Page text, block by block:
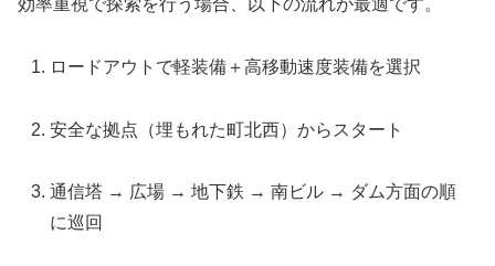
効率重視で探索を行う場合、以下の流れが最適です。
ロードアウトで軽装備＋高移動速度装備を選択
安全な拠点（埋もれた町北西）からスタート
通信塔 → 広場 → 地下鉄 → 南ビル → ダム方面の順
に巡回